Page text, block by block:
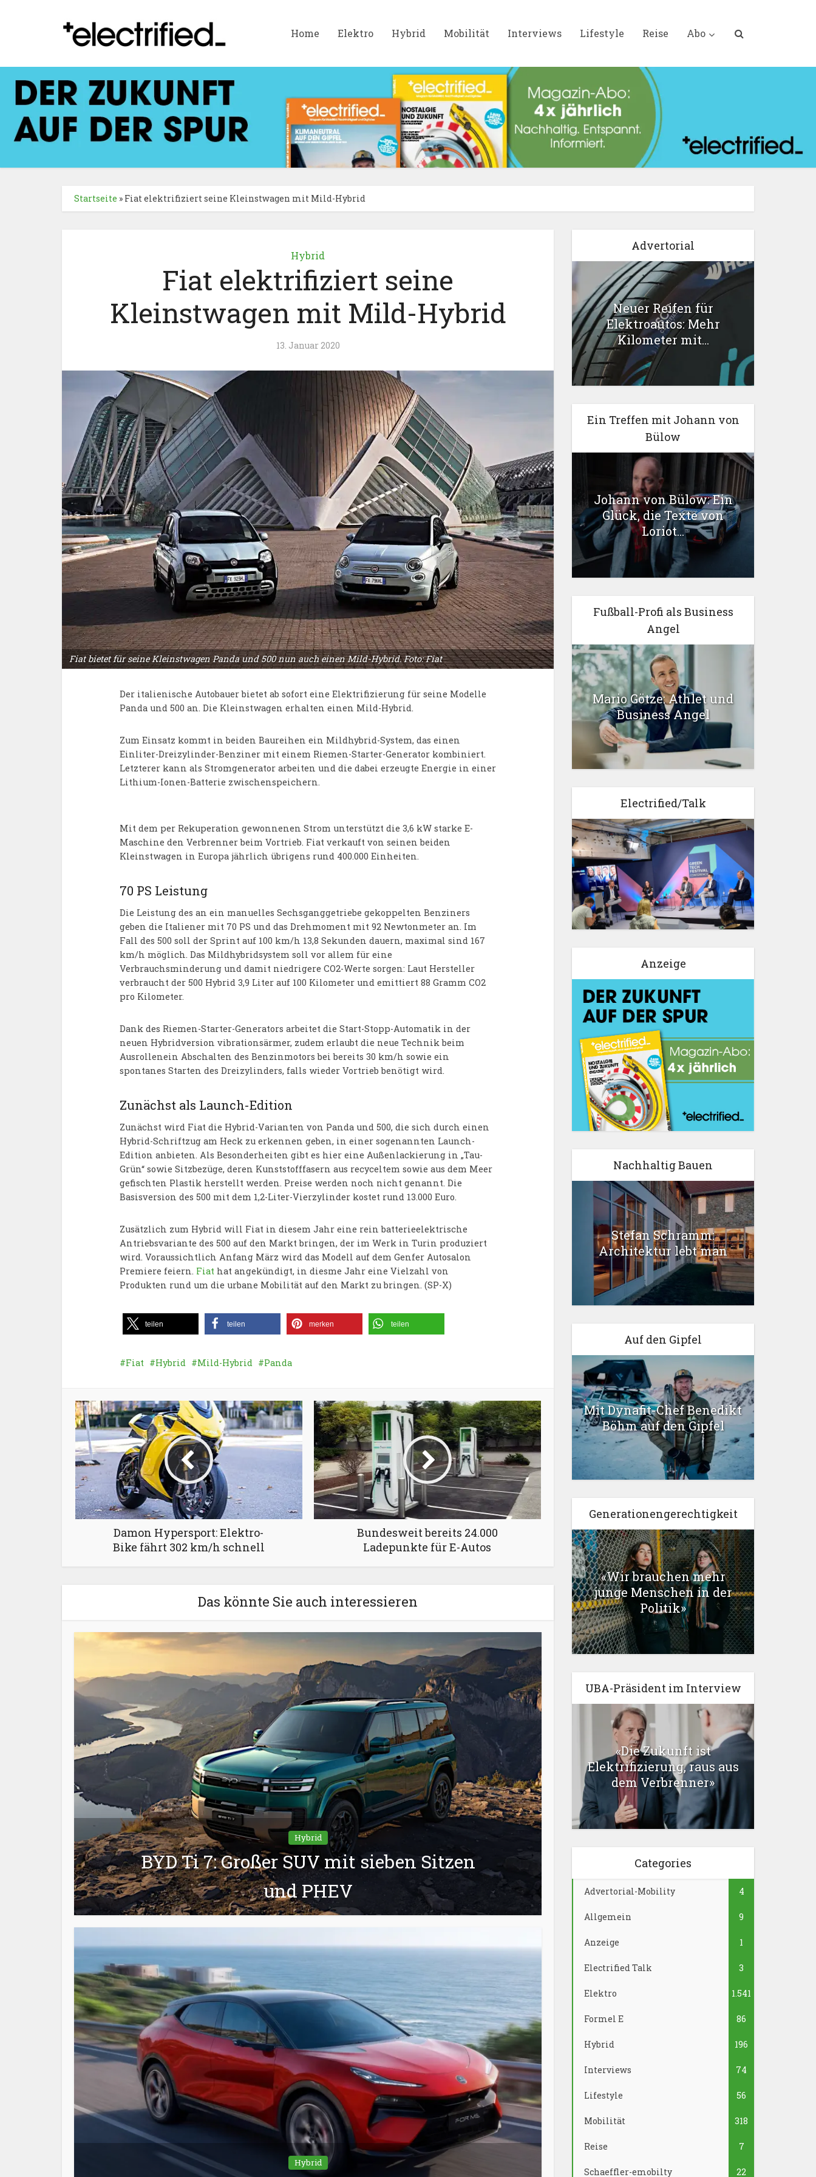
Home Elektro Hybrid Mobilität Interviews Lifestyle Reise Abo
Startseite » Fiat elektrifiziert seine Kleinstwagen mit Mild-Hybrid
Hybrid
Fiat elektrifiziert seine
Kleinstwagen mit Mild-Hybrid
13. Januar 2020
Fiat bietet für seine Kleinstwagen Panda und 500 nun auch einen Mild-Hybrid. Foto: Fiat
Der italienische Autobauer bietet ab sofort eine Elektrifizierung für seine Modelle
Panda und 500 an. Die Kleinstwagen erhalten einen Mild-Hybrid.
Zum Einsatz kommt in beiden Baureihen ein Mildhybrid-System, das einen
Einliter-Dreizylinder-Benziner mit einem Riemen-Starter-Generator kombiniert.
Letzterer kann als Stromgenerator arbeiten und die dabei erzeugte Energie in einer
Lithium-Ionen-Batterie zwischenspeichern.
Mit dem per Rekuperation gewonnenen Strom unterstützt die 3,6 kW starke E-
Maschine den Verbrenner beim Vortrieb. Fiat verkauft von seinen beiden
Kleinstwagen in Europa jährlich übrigens rund 400.000 Einheiten.
70 PS Leistung
Die Leistung des an ein manuelles Sechsganggetriebe gekoppelten Benziners
geben die Italiener mit 70 PS und das Drehmoment mit 92 Newtonmeter an. Im
Fall des 500 soll der Sprint auf 100 km/h 13,8 Sekunden dauern, maximal sind 167
km/h möglich. Das Mildhybridsystem soll vor allem für eine
Verbrauchsminderung und damit niedrigere CO2-Werte sorgen: Laut Hersteller
verbraucht der 500 Hybrid 3,9 Liter auf 100 Kilometer und emittiert 88 Gramm CO2
pro Kilometer.
Dank des Riemen-Starter-Generators arbeitet die Start-Stopp-Automatik in der
neuen Hybridversion vibrationsärmer, zudem erlaubt die neue Technik beim
Ausrollenein Abschalten des Benzinmotors bei bereits 30 km/h sowie ein
spontanes Starten des Dreizylinders, falls wieder Vortrieb benötigt wird.
Zunächst als Launch-Edition
Zunächst wird Fiat die Hybrid-Varianten von Panda und 500, die sich durch einen
Hybrid-Schriftzug am Heck zu erkennen geben, in einer sogenannten Launch-
Edition anbieten. Als Besonderheiten gibt es hier eine Außenlackierung in „Tau-
Grün“ sowie Sitzbezüge, deren Kunststofffasern aus recyceltem sowie aus dem Meer
gefischten Plastik herstellt werden. Preise werden noch nicht genannt. Die
Basisversion des 500 mit dem 1,2-Liter-Vierzylinder kostet rund 13.000 Euro.
Zusätzlich zum Hybrid will Fiat in diesem Jahr eine rein batterieelektrische
Antriebsvariante des 500 auf den Markt bringen, der im Werk in Turin produziert
wird. Voraussichtlich Anfang März wird das Modell auf dem Genfer Autosalon
Premiere feiern. Fiat hat angekündigt, in diesme Jahr eine Vielzahl von
Produkten rund um die urbane Mobilität auf den Markt zu bringen. (SP-X)
teilen teilen merken teilen
Fiat Hybrid Mild-Hybrid Panda
Damon Hypersport: Elektro-
Bike fährt 302 km/h schnell
Bundesweit bereits 24.000
Ladepunkte für E-Autos
Das könnte Sie auch interessieren
Hybrid
BYD Ti 7: Großer SUV mit sieben Sitzen
und PHEV
Hybrid
Advertorial
Neuer Reifen für
Elektroautos: Mehr
Kilometer mit...
Ein Treffen mit Johann von
Bülow
Johann von Bülow: Ein
Glück, die Texte von
Loriot...
Fußball-Profi als Business
Angel
Mario Götze: Athlet und
Business Angel
Electrified/Talk
Anzeige
Nachhaltig Bauen
Stefan Schramm:
Architektur lebt man
Auf den Gipfel
Mit Dynafit-Chef Benedikt
Böhm auf den Gipfel
Generationengerechtigkeit
«Wir brauchen mehr
junge Menschen in der
Politik»
UBA-Präsident im Interview
«Die Zukunft ist
Elektrifizierung, raus aus
dem Verbrenner»
Categories
Advertorial-Mobility 4
Allgemein 9
Anzeige 1
Electrified Talk 3
Elektro 1.541
Formel E 86
Hybrid 196
Interviews 74
Lifestyle 56
Mobilität 318
Reise 7
Schaeffler-emobilty 22